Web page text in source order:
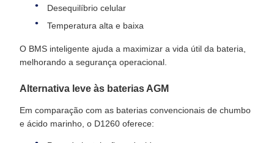
Desequilíbrio celular
Temperatura alta e baixa
O BMS inteligente ajuda a maximizar a vida útil da bateria,
melhorando a segurança operacional.
Alternativa leve às baterias AGM
Em comparação com as baterias convencionais de chumbo
e ácido marinho, o D1260 oferece: